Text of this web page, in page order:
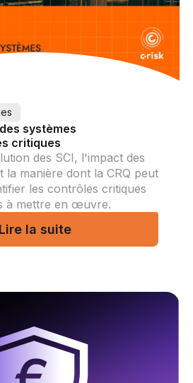
systèmes
critiques
des SCI, l'impact des
la manière dont la CRQ peut
les contrôles critiques
à mettre en œuvre.
Lire la suite